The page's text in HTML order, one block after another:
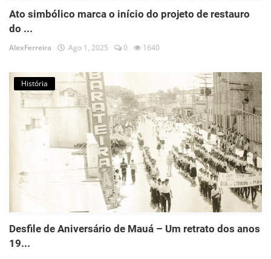
Ato simbólico marca o início do projeto de restauro
do ...
AlexFerreira Ago 1, 2025 0 1640
História
Desfile de Aniversário de Mauá – Um retrato dos anos
19...